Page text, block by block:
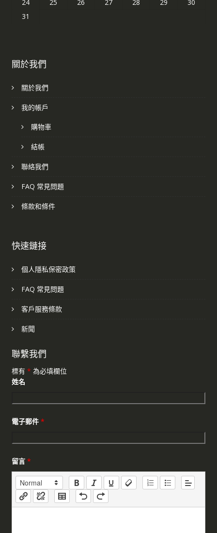
24
25 26 27 28 29
30
31
關於我們
關於我們
我的帳戶
購物車
結帳
聯絡我們
FAQ 常見問題
條款和條件
快速鏈接
個人隱私保密政策
FAQ 常見問題
客戶服務條款
新聞
聯繫我們
標有 * 為必填欄位
姓名
電子郵件 *
留言 *